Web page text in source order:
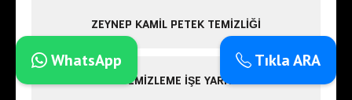
ZEYNEP KAMIL PETEK TEMIZLIĞI
PETEK TEMIZLEME IŞE YARIYOR MU
Tıkla ARA
WhatsApp